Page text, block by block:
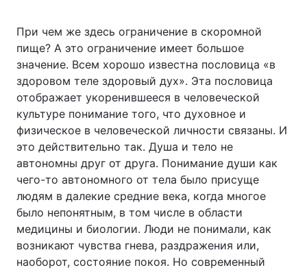
При чем же здесь ограничение в скоромной
пище? А это ограничение имеет большое
значение. Всем хорошо известна пословица «в
здоровом теле здоровый дух». Эта пословица
отображает укоренившееся в человеческой
культуре понимание того, что духовное и
физическое в человеческой личности связаны. И
это действительно так. Душа и тело не
автономны друг от друга. Понимание души как
чего-то автономного от тела было присуще
людям в далекие средние века, когда многое
было непонятным, в том числе в области
медицины и биологии. Люди не понимали, как
возникают чувства гнева, раздражения или,
наоборот, состояние покоя. Но современный